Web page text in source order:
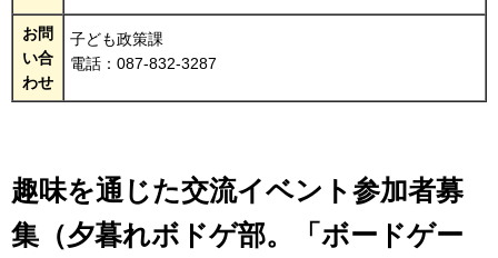
お問
い合
わせ
子ども政策課
電話：087-832-3287
趣味を通じた交流イベント参加者募
集（夕暮れボドゲ部。「ボードゲー